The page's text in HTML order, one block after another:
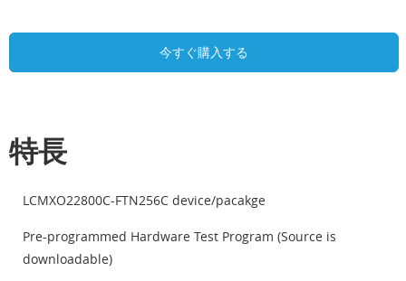
今すぐ購入する
特長
LCMXO22800C-FTN256C device/pacakge
Pre-programmed Hardware Test Program (Source is
downloadable)